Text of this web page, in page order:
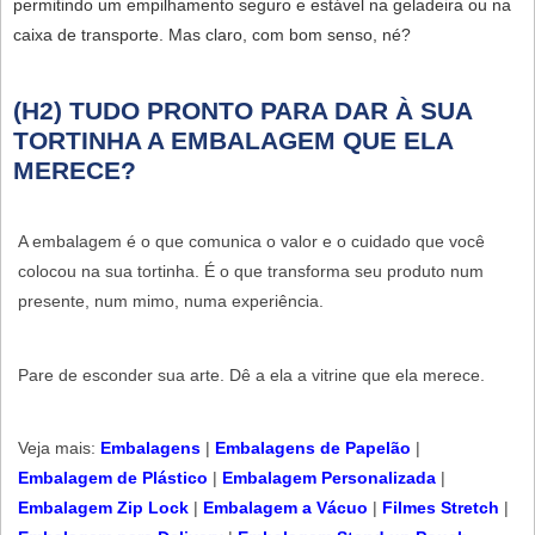
permitindo um empilhamento seguro e estável na geladeira ou na
caixa de transporte. Mas claro, com bom senso, né?
(H2) TUDO PRONTO PARA DAR À SUA
TORTINHA A EMBALAGEM QUE ELA
MERECE?
A embalagem é o que comunica o valor e o cuidado que você
colocou na sua tortinha. É o que transforma seu produto num
presente, num mimo, numa experiência.
Pare de esconder sua arte. Dê a ela a vitrine que ela merece.
Veja mais: Embalagens | Embalagens de Papelão ​ |
Embalagem de Plástico ​ | Embalagem Personalizada​ |
Embalagem Zip Lock ​ | Embalagem a Vácuo | Filmes Stretch |